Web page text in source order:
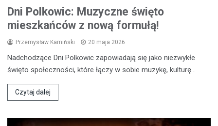
Dni Polkowic: Muzyczne święto
mieszkańców z nową formułą!
Przemysław Kamiński 20 maja 2026
Nadchodzące Dni Polkowic zapowiadają się jako niezwykłe
święto społeczności, które łączy w sobie muzykę, kulturę…
Czytaj dalej